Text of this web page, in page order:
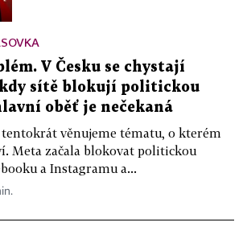
V Česku se chystají
sítě blokují politickou
oběť je nečekaná
tentokrát věnujeme tématu, o kterém
Meta začala blokovat politickou
a Instagramu a...